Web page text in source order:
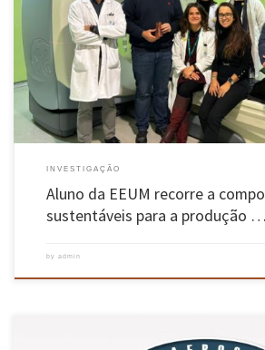
Cláudio Coutinho, aluno do Mestrado em Biomédica – ramo
realizou o seu projeto de dissertação de mestrado no serviço
no qual, sob a orientação dos investigadores da Escola de
Óscar Carvalho (CMEMS), desenvolveu novos materiais
INVESTIGAÇÃO
Aluno da EEUM recorre a
sustentáveis para a produção …
by admin